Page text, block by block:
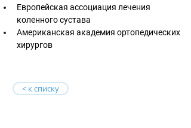
Европейская ассоциация лечения
коленного сустава
Американская академия ортопедических
хирургов
< к списку